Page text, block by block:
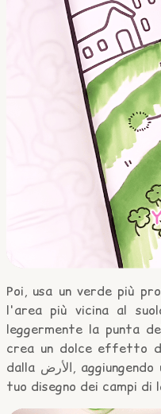
Poi, usa un verde più
l'area più vicina al
leggermente la punta
crea un dolce effetto
dalla الأرض, aggiungendo un sottile senso di movimento al
tuo disegno dei campi di